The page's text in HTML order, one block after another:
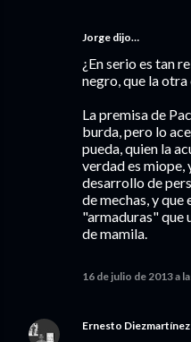
Jorge dijo…
¿En serio es tan
negro, que la otra
La premisa de
burda, pero lo
pueda, quien la
verdad es miope,
desarrollo de
de mechas, y que
"armaduras" que
de mamila.
16 de julio de 2013 a
Ernesto Diezmartínez